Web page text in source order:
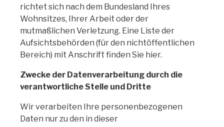
richtet sich nach dem Bundesland Ihres
Wohnsitzes, Ihrer Arbeit oder der
mutmaßlichen Verletzung. Eine Liste der
Aufsichtsbehörden (für den nichtöffentlichen
Bereich) mit Anschrift finden Sie hier.
Zwecke der Datenverarbeitung durch die
verantwortliche Stelle und Dritte
Wir verarbeiten Ihre personenbezogenen
Daten nur zu den in dieser